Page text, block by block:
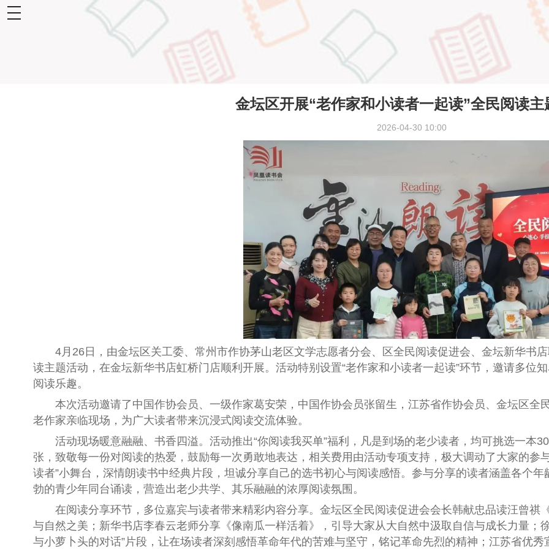
toggle
金坛区开展“老作家和小读者一起读”全民阅读主
2026-04-30 10:00
4月26日，由金坛区关工委、常州市作协茅山老区文学志愿者分会、区全民阅读促进会、金坛新华书店
读主题活动，在金坛新华书店虹桥门店顺利开展。活动特别设置“老作家和小读者一起读”环节，邀请多位
阅读乐趣。
本次活动邀请了中国作协会员、一级作家葛安荣，中国作协会员张留生，江苏省作协会员、金坛区全
老作家亲临现场，为广大读者带来沉浸式阅读交流体验。
活动现场暖意融融、书香四溢。活动推出“你阅读我买单”福利，凡是到场的老少读者，均可挑选一本
张，致敬每一份对阅读的热爱，鼓励每一次勇敢地表达，相关费用由活动专项支持，极大调动了大家的参
读者”小舞台，深情朗读书中经典片段，坦诚分享自己的选书初心与阅读感悟。参与分享的读者涵盖各个
勃的青少年同台诵读，营造出老少共学、其乐融融的浓厚阅读氛围。
在阅读分享环节，多位嘉宾与读者带来精彩内容分享。金坛区全民阅读促进会会长韩献忠品读汪曾祺
与自然之美；新华书店李春云老师分享《像南瓜一样活着》，引导大家从大自然中汲取自信与成长力量；
与小萝卜头的对话”片段，让在场读者深刻感悟革命年代的苦难与坚守，铭记革命先烈的精神；江苏省优